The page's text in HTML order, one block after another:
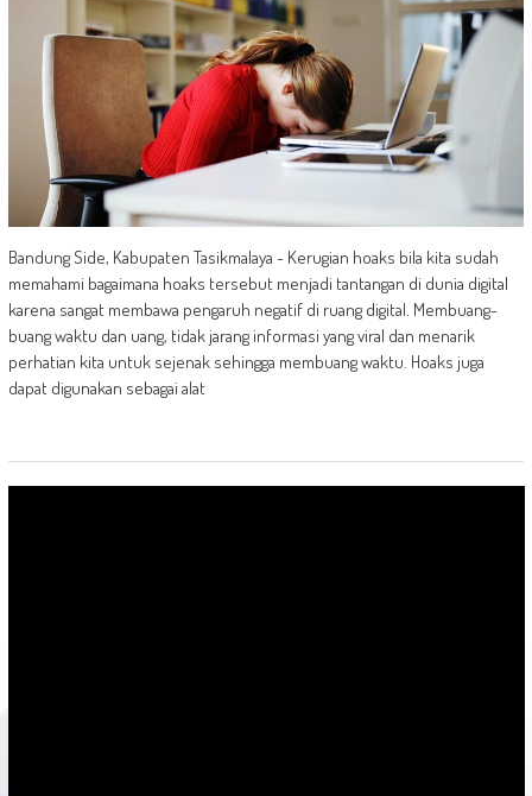
Bandung Side, Kabupaten Tasikmalaya - Kerugian hoaks bila kita sudah
memahami bagaimana hoaks tersebut menjadi tantangan di dunia digital
karena sangat membawa pengaruh negatif di ruang digital. Membuang-
buang waktu dan uang, tidak jarang informasi yang viral dan menarik
perhatian kita untuk sejenak sehingga membuang waktu. Hoaks juga
dapat digunakan sebagai alat